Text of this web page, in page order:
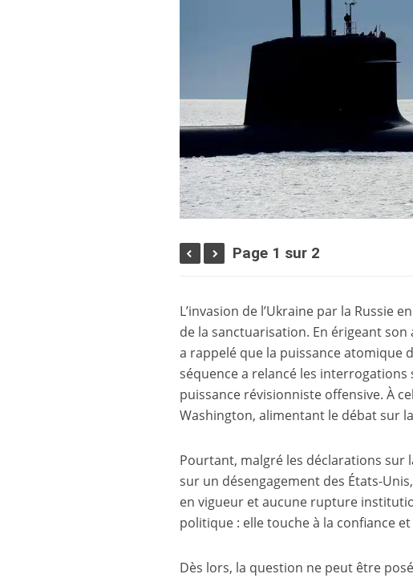
Page 1 sur 2
L’invasion de l’Ukraine par la
de la sanctuarisation. En érigeant
a rappelé que la puissance atomique
séquence a relancé les interrogations
puissance révisionniste offensive. À
Washington, alimentant le débat sur
Pourtant, malgré les déclarations sur
sur un désengagement des États-
en vigueur et aucune rupture
politique : elle touche à la confiance
Dès lors, la question ne peut être